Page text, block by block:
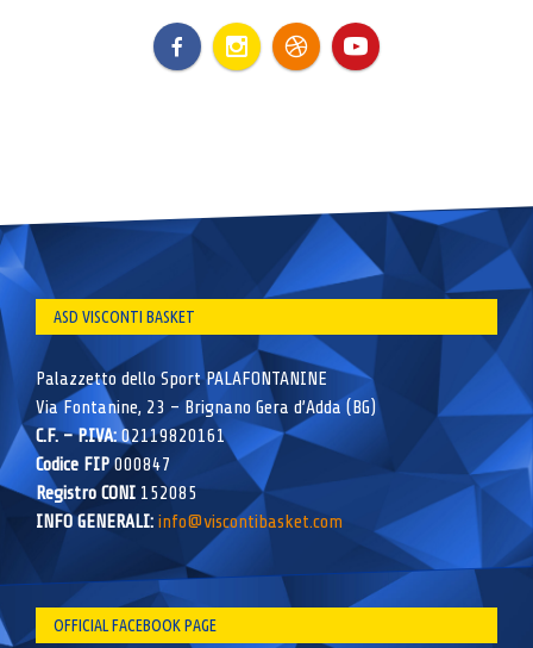
ASD VISCONTI BASKET
Palazzetto dello Sport PALAFONTANINE
Via Fontanine, 23 – Brignano Gera d’Adda (BG)
C.F. – P.IVA:02119820161
Codice FIP000847
Registro CONI 152085
INFO GENERALI: info@viscontibasket.com
OFFICIAL FACEBOOK PAGE